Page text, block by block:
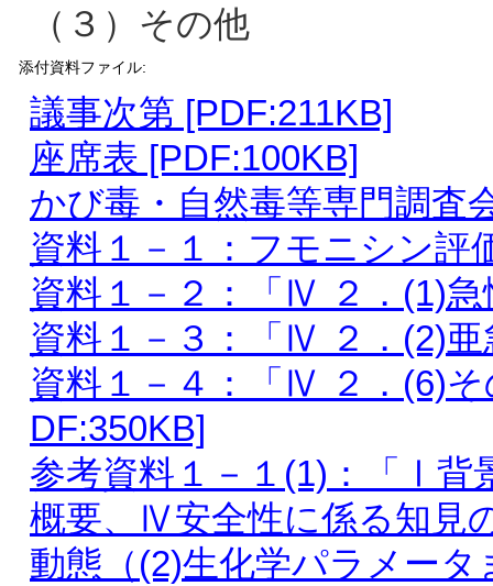
（３）その他
添付資料ファイル:
議事次第 [PDF:211KB]
座席表 [PDF:100KB]
かび毒・自然毒等専門調査
資料１－１：フモニシン評
資料１－２：「Ⅳ ２．(1)急
資料１－３：「Ⅳ ２．(2)亜
資料１－４：「Ⅳ ２．(6)
DF:350KB]
参考資料１－１(1)：「Ⅰ
概要、Ⅳ安全性に係る知見
動態（(2)生化学パラメータ